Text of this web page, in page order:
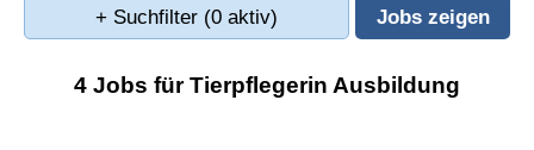
+ Suchfilter (0 aktiv)
4 Jobs für Tierpflegerin Ausbildung